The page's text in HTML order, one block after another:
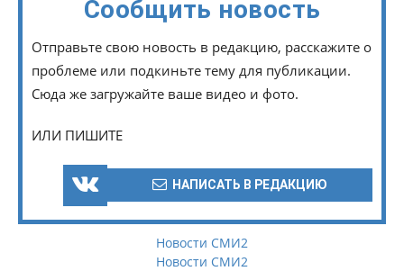
Сообщить новость
Отправьте свою новость в редакцию, расскажите о
проблеме или подкиньте тему для публикации.
Сюда же загружайте ваше видео и фото.
ИЛИ ПИШИТЕ
НАПИСАТЬ В РЕДАКЦИЮ
Новости СМИ2
Новости СМИ2